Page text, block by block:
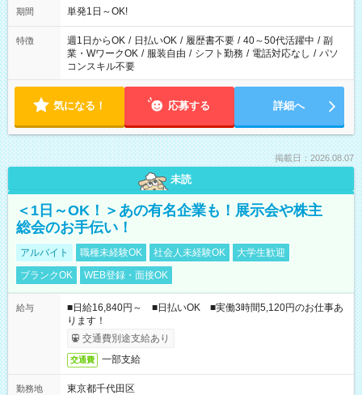
期間 単発1日～OK!
特徴 週1日からOK / 日払いOK / 履歴書不要 / 40～50代活躍中 / 副
業・WワークOK / 服装自由 / シフト勤務 / 電話対応なし / パソ
コンスキル不要
気になる！ 応募する 詳細へ
掲載日：2026.08.07
未読
＜1日～OK！＞あの有名企業も！展示会や株主
総会のお手伝い！
アルバイト 職種未経験OK 社会人未経験OK
大学生歓迎
ブランクOK
WEB登録・面接OK
給与
■日給16,840円～ ■日払いOK ■実働3時間5,120円のお仕事あ
ります！
交通費別途支給あり
交通費 一部支給
勤務地
東京都千代田区